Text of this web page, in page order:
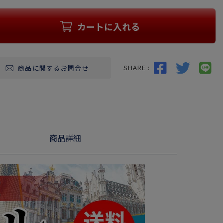
カートに入れる
商品に関するお問合せ SHARE :
商品詳細